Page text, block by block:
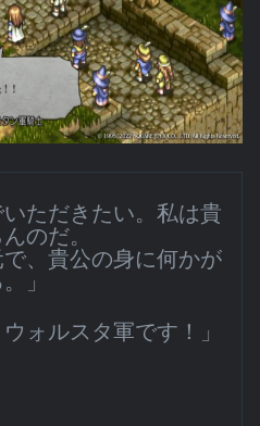
いただきたい。私は貴
のだ。
、貴公の身に何かが
」
ォルスタ軍です！」